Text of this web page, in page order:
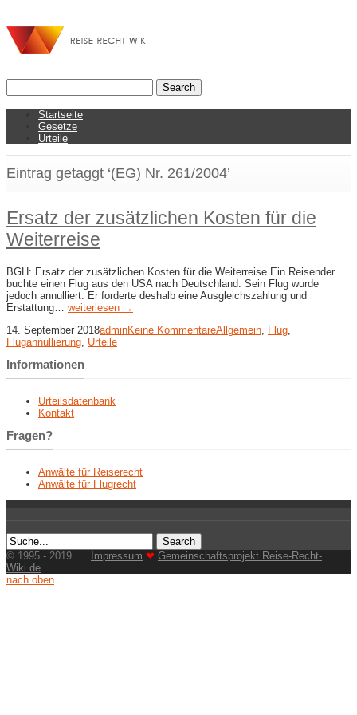
Startseite
Gesetze
Urteile
Eintrag getaggt ‘(EG) Nr. 261/2004’
Ersatz der zusätzlichen Kosten für die
Weiterreise
BGH: Ersatz der zusätzlichen Kosten für die Weiterreise Ein Reisender
buchte einen Flug aus den USA nach Deutschland. Sein Flug wurde
jedoch annulliert. Er forderte deshalb eine Ausgleichszahlung und
Erstattung… weiterlesen →
14. September 2018adminKeine KommentareAllgemein, Flug,
Flugannullierung, Urteile
Informationen
Urteilsdatenbank
Kontakt
Fragen?
Anwälte für Reiserecht
Anwälte für Flugrecht
© 1995 - 2019 Impressum ❤ Gemeinschaftsprojekt Reise-Recht-
Wiki.de
nach oben